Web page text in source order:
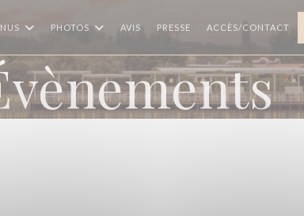
PHOTOS AVIS PRESSE ACCÈS/CONTACT